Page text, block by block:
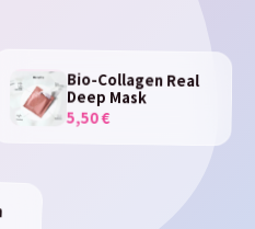
Bio-Collagen Real
Deep Mask
5,50 €